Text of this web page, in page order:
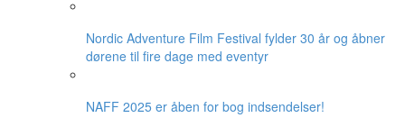
Nordic Adventure Film Festival fylder 30 år og åbner
dørene til fire dage med eventyr
NAFF 2025 er åben for bog indsendelser!